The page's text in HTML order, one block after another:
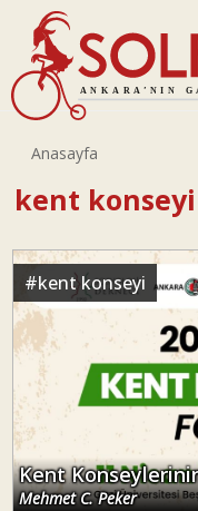
Anasayfa
kent konseyi
#kent konseyi
Kent
Mehmet C. Peker